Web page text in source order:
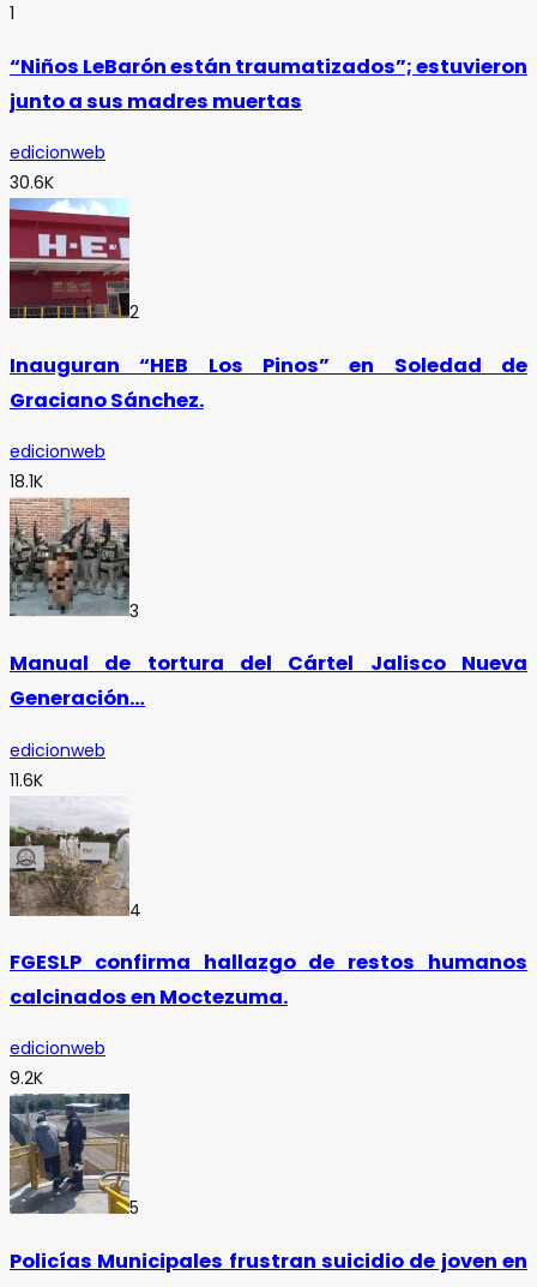
1
“Niños LeBarón están traumatizados”; estuvieron
junto a sus madres muertas
edicionweb
30.6K
2
Inauguran “HEB Los Pinos” en Soledad de
Graciano Sánchez.
edicionweb
18.1K
3
Manual de tortura del Cártel Jalisco Nueva
Generación…
edicionweb
11.6K
4
FGESLP confirma hallazgo de restos humanos
calcinados en Moctezuma.
edicionweb
9.2K
5
Policías Municipales frustran suicidio de joven en